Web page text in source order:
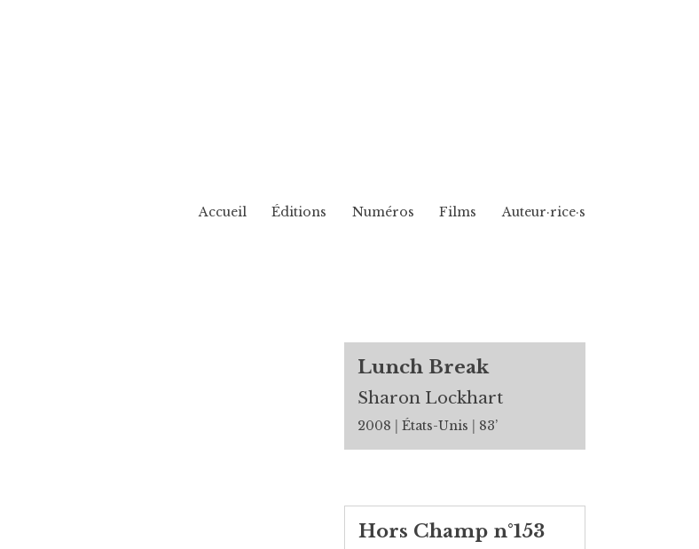
Accueil Éditions Numéros Films Auteur·rice·s
Lunch Break
Sharon Lockhart
2008 États-Unis 83’
Hors Champ n°153